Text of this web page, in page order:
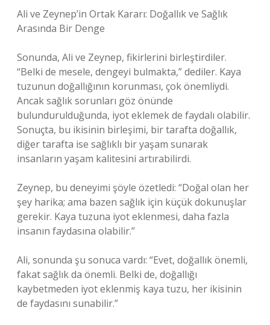
Ali ve Zeynep’in Ortak Kararı: Doğallık ve Sağlık
Arasında Bir Denge
Sonunda, Ali ve Zeynep, fikirlerini birleştirdiler.
“Belki de mesele, dengeyi bulmakta,” dediler. Kaya
tuzunun doğallığının korunması, çok önemliydi.
Ancak sağlık sorunları göz önünde
bulundurulduğunda, iyot eklemek de faydalı olabilir.
Sonuçta, bu ikisinin birleşimi, bir tarafta doğallık,
diğer tarafta ise sağlıklı bir yaşam sunarak
insanların yaşam kalitesini artırabilirdi.
Zeynep, bu deneyimi şöyle özetledi: “Doğal olan her
şey harika; ama bazen sağlık için küçük dokunuşlar
gerekir. Kaya tuzuna iyot eklenmesi, daha fazla
insanın faydasına olabilir.”
Ali, sonunda şu sonuca vardı: “Evet, doğallık önemli,
fakat sağlık da önemli. Belki de, doğallığı
kaybetmeden iyot eklenmiş kaya tuzu, her ikisinin
de faydasını sunabilir.”